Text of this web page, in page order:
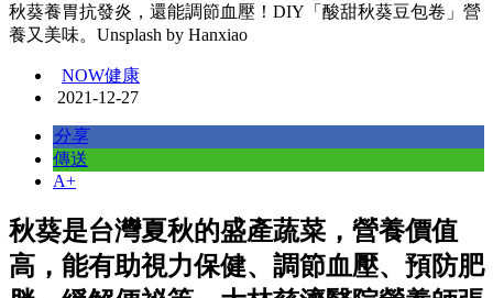
秋葵養胃抗發炎，還能調節血壓！DIY「酸甜秋葵豆包卷」營
養又美味。Unsplash by Hanxiao
NOW健康
2021-12-27
分享
傳送
A+
秋葵是台灣夏秋的盛產蔬菜，營養價值
高，能有助視力保健、調節血壓、預防肥